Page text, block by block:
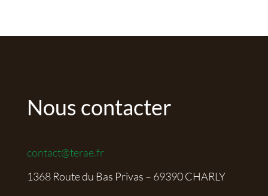
Nous contacter
contact@terae.fr
1368 Route du Bas Privas – 69390 CHARLY